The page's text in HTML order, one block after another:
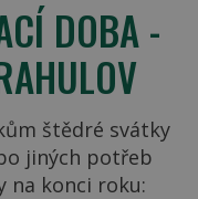
DOBA -
štědré svátky
jiných potřeb
na konci roku: